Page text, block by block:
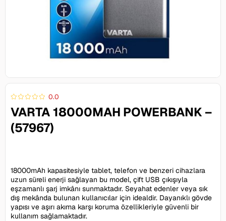
0.0
VARTA 18000MAH POWERBANK –
(57967)
18000mAh kapasitesiyle tablet, telefon ve benzeri cihazlara
uzun süreli enerji sağlayan bu model, çift USB çıkışıyla
eşzamanlı şarj imkânı sunmaktadır. Seyahat edenler veya sık
dış mekânda bulunan kullanıcılar için idealdir. Dayanıklı gövde
yapısı ve aşırı akıma karşı koruma özellikleriyle güvenli bir
kullanım sağlamaktadır.